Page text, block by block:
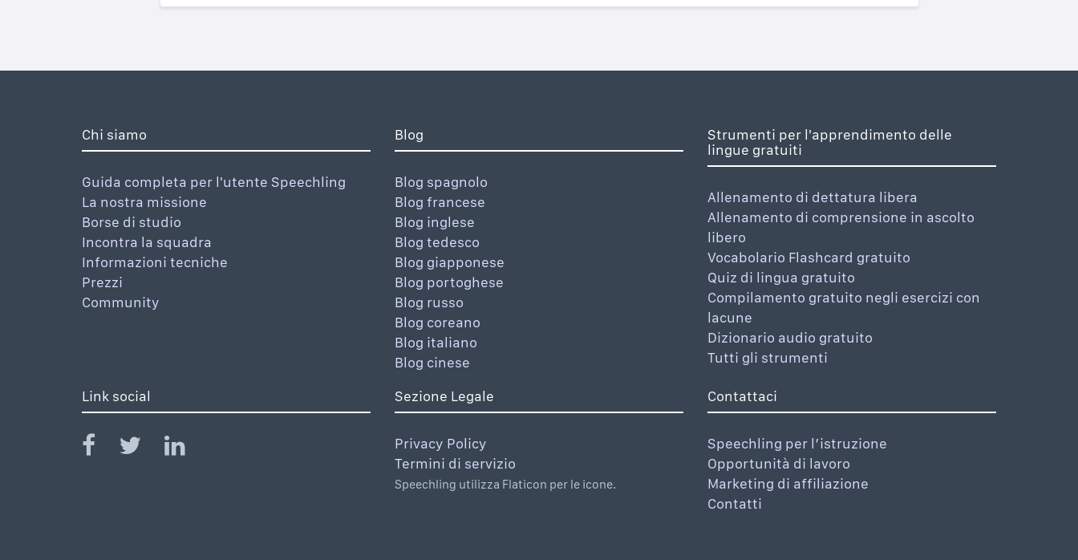
Chi siamo
Guida completa per l'utente Speechling
La nostra missione
Borse di studio
Incontra la squadra
Informazioni tecniche
Prezzi
Community
Blog
Blog spagnolo
Blog francese
Blog inglese
Blog tedesco
Blog giapponese
Blog portoghese
Blog russo
Blog coreano
Blog italiano
Blog cinese
Strumenti per l'apprendimento delle
lingue gratuiti
Allenamento di dettatura libera
Allenamento di comprensione in ascolto
libero
Vocabolario Flashcard gratuito
Quiz di lingua gratuito
Compilamento gratuito negli esercizi con
lacune
Dizionario audio gratuito
Tutti gli strumenti
Link social Sezione Legale
Privacy Policy
Termini di servizio
Speechling utilizza Flaticon per le icone.
Contattaci
Speechling per l’istruzione
Opportunità di lavoro
Marketing di affiliazione
Contatti